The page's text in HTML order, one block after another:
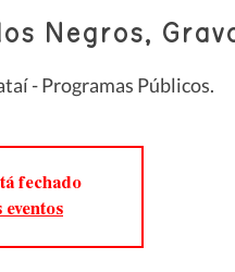
Negros,
- Programas Públicos.
fechado